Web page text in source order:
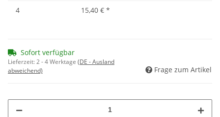
4
15,40 € *
Sofort verfügbar
Lieferzeit:2 - 4 Werktage (DE - Ausland
abweichend)
Frage zum Artikel